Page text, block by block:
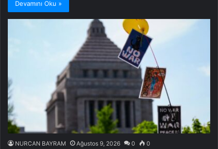
Devamını Oku »
NURCAN BAYRAM Ağustos 9, 2026 0 0